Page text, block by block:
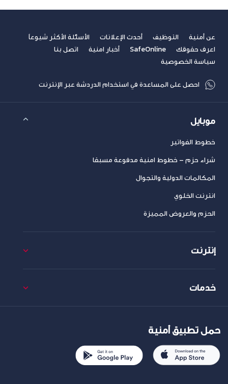
عن أمنية التوظيف أحدث الإعلانات
الأسئلة الأكثر شيوعاً
اعرف حقوقك
SafeOnline أخبار امنية
اتصل بنا
سياسة الخصوصية
احصل على المساعدة في استخدام الدردشة عبر الإنترنت
موبايل
خطوط الفواتير
شراء حزم – خطوط امنية مدفوعة مسبقا
المكالمات الدولية والتجوال
انترنت الخلوي
الحزم والعروض المميزة
إنترنت
خدمات
حمل تطبيق أمنية